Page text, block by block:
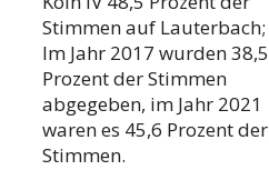
Stimmen auf Lauterbach;
Im Jahr 2017 wurden 38,5
Prozent der Stimmen
abgegeben, im Jahr 2021
waren es 45,6 Prozent der
Stimmen.